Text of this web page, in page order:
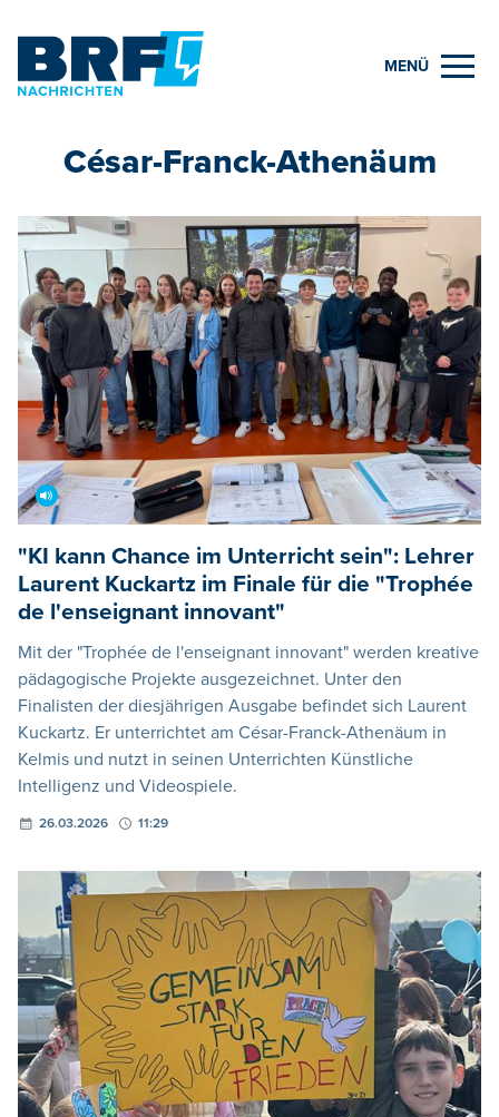
MENÜ
César-Franck-Athenäum
"KI kann Chance im Unterricht sein": Lehrer
Laurent Kuckartz im Finale für die "Trophée
de l'enseignant innovant"
Mit der "Trophée de l'enseignant innovant" werden kreative
pädagogische Projekte ausgezeichnet. Unter den
Finalisten der diesjährigen Ausgabe befindet sich Laurent
Kuckartz. Er unterrichtet am César-Franck-Athenäum in
Kelmis und nutzt in seinen Unterrichten Künstliche
Intelligenz und Videospiele.
26.03.2026 11:29